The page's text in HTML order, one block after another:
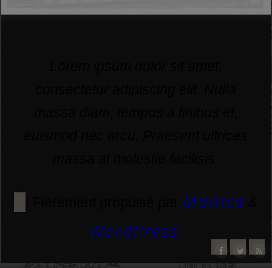
Mantra
WordPress.